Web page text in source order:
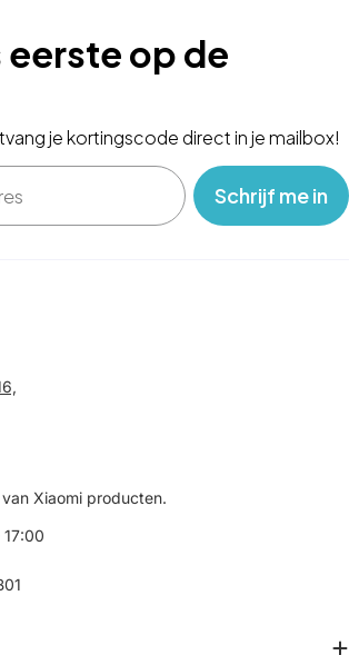
eerste op de
je kortingscode direct in je mailbox!
‎ ‎ ‎ Schrijf me in‎ ‎ ‎ ‎
Xiaomi producten.